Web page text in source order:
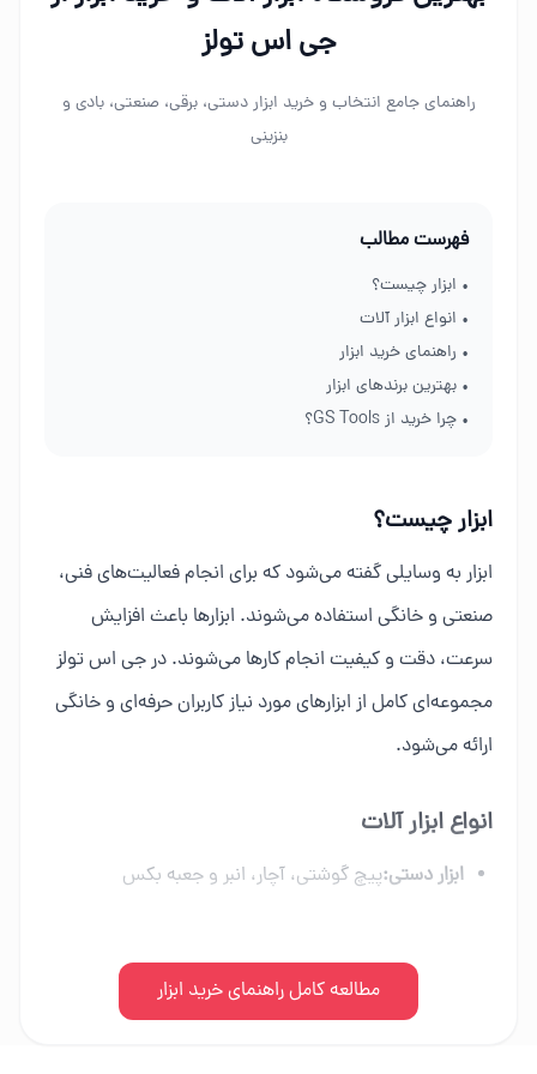
جی اس تولز
راهنمای جامع انتخاب و خرید ابزار دستی، برقی، صنعتی، بادی و
بنزینی
فهرست مطالب
• ابزار چیست؟
• انواع ابزار آلات
• راهنمای خرید ابزار
• بهترین برندهای ابزار
• چرا خرید از GS Tools؟
ابزار چیست؟
ابزار به وسایلی گفته می‌شود که برای انجام فعالیت‌های فنی،
صنعتی و خانگی استفاده می‌شوند. ابزارها باعث افزایش
سرعت، دقت و کیفیت انجام کارها می‌شوند. در جی اس تولز
مجموعه‌ای کامل از ابزارهای مورد نیاز کاربران حرفه‌ای و خانگی
ارائه می‌شود.
انواع ابزار آلات
ابزار دستی:پیچ گوشتی، آچار، انبر و جعبه بکس
کمپرسور، میخکوب و تجهیزات پنوماتیک
مطالعه کامل راهنمای خرید ابزار